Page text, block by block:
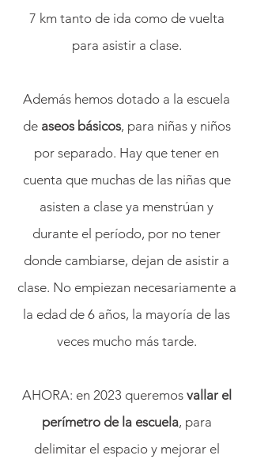
7 km tanto de ida como de vuelta
para asistir a clase.
Además hemos dotado a la escuela
de aseos básicos, para niñas y niños
por separado. Hay que tener en
cuenta que muchas de las niñas que
asisten a clase ya menstrúan y
durante el período, por no tener
donde cambiarse, dejan de asistir a
clase. No empiezan necesariamente a
la edad de 6 años, la mayoría de las
veces mucho más tarde.
AHORA: en 2023 queremos vallar el
perímetro de la escuela, para
delimitar el espacio y mejorar el